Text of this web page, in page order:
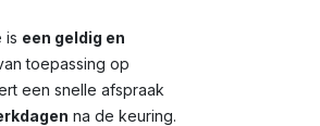
is een geldig en
toepassing op
een snelle afspraak
na de keuring.